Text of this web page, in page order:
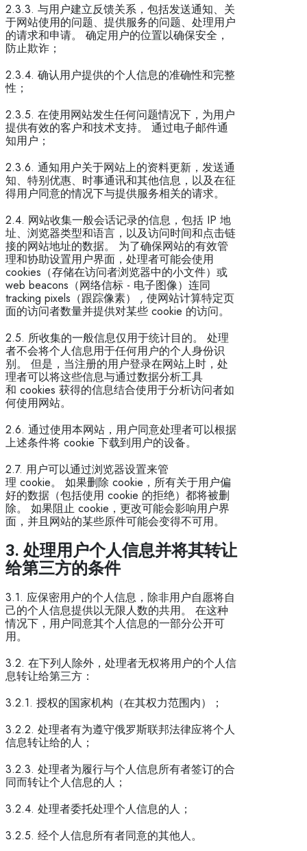
2.3.3. 与用户建立反馈关系，包括发送通知、关
于网站使用的问题、提供服务的问题、处理用户
的请求和申请。 确定用户的位置以确保安全，
防止欺诈；
2.3.4. 确认用户提供的个人信息的准确性和完整
性；
2.3.5. 在使用网站发生任何问题情况下，为用户
提供有效的客户和技术支持。 通过电子邮件通
知用户；
2.3.6. 通知用户关于网站上的资料更新，发送通
知、特别优惠、时事通讯和其他信息，以及在征
得用户同意的情况下与提供服务相关的请求。
2.4. 网站收集一般会话记录的信息，包括 IP 地
址、浏览器类型和语言，以及访问时间和点击链
接的网站地址的数据。 为了确保网站的有效管
理和协助设置用户界面，处理者可能会使用
cookies（存储在访问者浏览器中的小文件）或
web beacons（网络信标 - 电子图像）连同
tracking pixels（跟踪像素） , 使网站计算特定页
面的访问者数量并提供对某些 cookie 的访问。
2.5. 所收集的一般信息仅用于统计目的。 处理
者不会将个人信息用于任何用户的个人身份识
别。 但是，当注册的用户登录在网站上时，处
理者可以将这些信息与通过数据分析工具
和 cookies 获得的信息结合使用于分析访问者如
何使用网站。
2.6. 通过使用本网站，用户同意处理者可以根据
上述条件将 cookie 下载到用户的设备。
2.7. 用户可以通过浏览器设置来管
理 cookie。 如果删除 cookie，所有关于用户偏
好的数据（包括使用 cookie 的拒绝）都将被删
除。 如果阻止 cookie，更改可能会影响用户界
面，并且网站的某些原件可能会变得不可用。
3. 处理用户个人信息并将其转让
给第三方的条件
3.1. 应保密用户的个人信息，除非用户自愿将自
己的个人信息提供以无限人数的共用。 在这种
情况下，用户同意其个人信息的一部分公开可
用。
3.2. 在下列人除外，处理者无权将用户的个人信
息转让给第三方：
3.2.1. 授权的国家机构（在其权力范围内）；
3.2.2. 处理者有为遵守俄罗斯联邦法律应将个人
信息转让给的人；
3.2.3. 处理者为履行与个人信息所有者签订的合
同而转让个人信息的人；
3.2.4. 处理者委托处理个人信息的人；
3.2.5. 经个人信息所有者同意的其他人。